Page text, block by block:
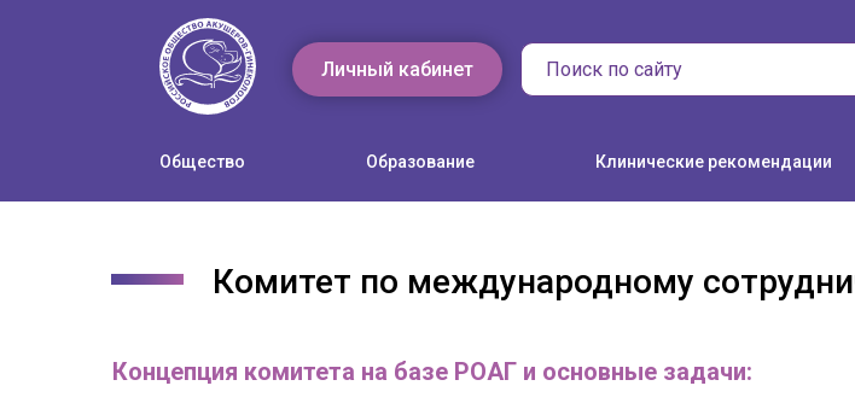
Личный кабинет
Общество Образование Клинические рекомендации
Комитет по международному
Концепция комитета на базе РОАГ и основные задачи: